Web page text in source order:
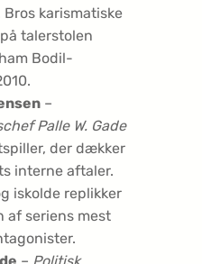
karismatiske
talerstolen
Bodil-
–
Palle W. Gade
der dækker
interne aftaler.
iskolde replikker
af seriens mest